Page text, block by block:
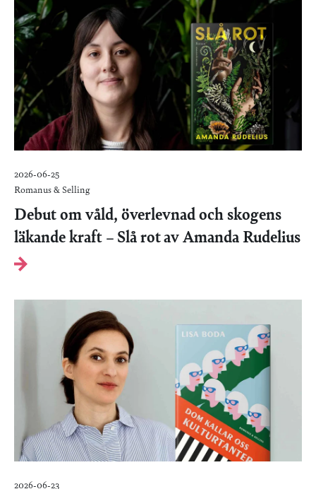
2026-06-25
Romanus & Selling
Debut om våld, överlevnad och skogens
läkande kraft – Slå rot av Amanda Rudelius
2026-06-23